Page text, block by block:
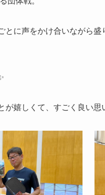
に声をかけ合いながら盛
が嬉しくて、すごく良い思